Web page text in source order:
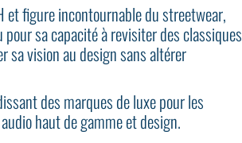
et figure incontournable du streetwear,
sa capacité à revisiter des classiques
sa vision au design sans altérer
des marques de luxe pour les
haut de gamme et design.